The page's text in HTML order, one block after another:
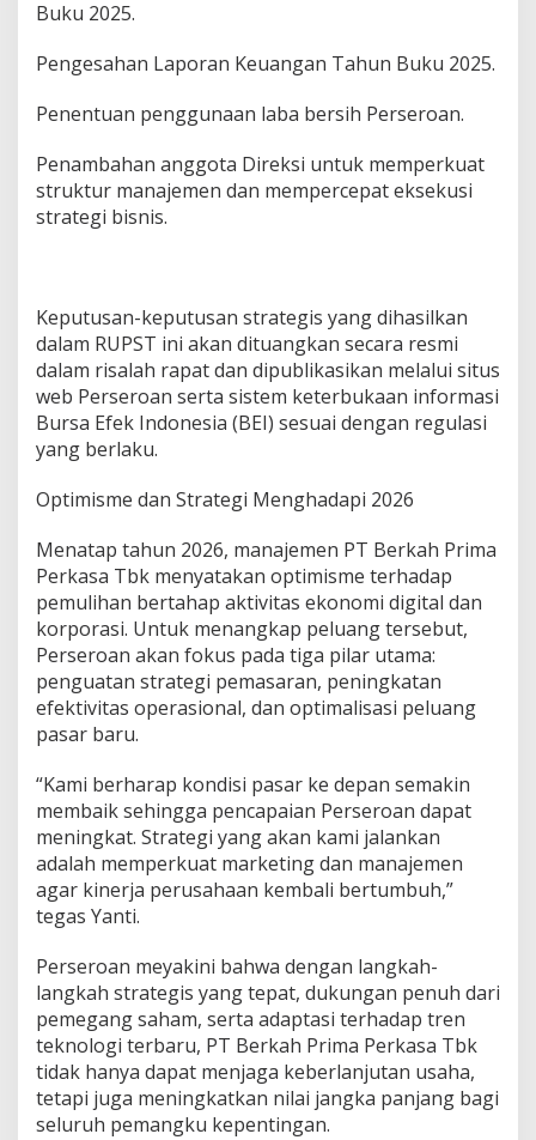
Buku 2025.
Pengesahan Laporan Keuangan Tahun Buku 2025.
Penentuan penggunaan laba bersih Perseroan.
Penambahan anggota Direksi untuk memperkuat
struktur manajemen dan mempercepat eksekusi
strategi bisnis.
Keputusan-keputusan strategis yang dihasilkan
dalam RUPST ini akan dituangkan secara resmi
dalam risalah rapat dan dipublikasikan melalui situs
web Perseroan serta sistem keterbukaan informasi
Bursa Efek Indonesia (BEI) sesuai dengan regulasi
yang berlaku.
Optimisme dan Strategi Menghadapi 2026
Menatap tahun 2026, manajemen PT Berkah Prima
Perkasa Tbk menyatakan optimisme terhadap
pemulihan bertahap aktivitas ekonomi digital dan
korporasi. Untuk menangkap peluang tersebut,
Perseroan akan fokus pada tiga pilar utama:
penguatan strategi pemasaran, peningkatan
efektivitas operasional, dan optimalisasi peluang
pasar baru.
“Kami berharap kondisi pasar ke depan semakin
membaik sehingga pencapaian Perseroan dapat
meningkat. Strategi yang akan kami jalankan
adalah memperkuat marketing dan manajemen
agar kinerja perusahaan kembali bertumbuh,”
tegas Yanti.
Perseroan meyakini bahwa dengan langkah-
langkah strategis yang tepat, dukungan penuh dari
pemegang saham, serta adaptasi terhadap tren
teknologi terbaru, PT Berkah Prima Perkasa Tbk
tidak hanya dapat menjaga keberlanjutan usaha,
tetapi juga meningkatkan nilai jangka panjang bagi
seluruh pemangku kepentingan.